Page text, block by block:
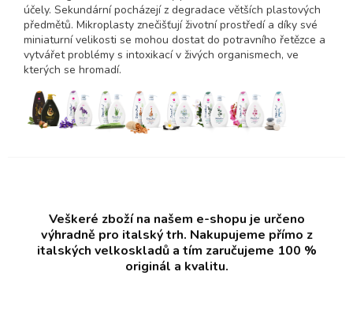
účely. Sekundární pocházejí z degradace větších plastových
předmětů. Mikroplasty znečišťují životní prostředí a díky své
miniaturní velikosti se mohou dostat do potravního řetězce a
vytvářet problémy s intoxikací v živých organismech, ve
kterých se hromadí.
Veškeré zboží na našem e-shopu je určeno
výhradně pro italský trh. Nakupujeme přímo z
italských velkoskladů a tím zaručujeme 100 %
originál a kvalitu.